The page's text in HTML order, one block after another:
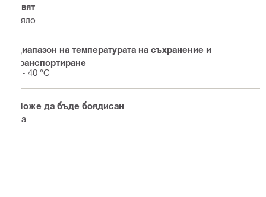
Цвят
Бяло
Диапазон на температурата на съхранение и
транспортиране
0 - 40 °C
Може да бъде боядисан
Да